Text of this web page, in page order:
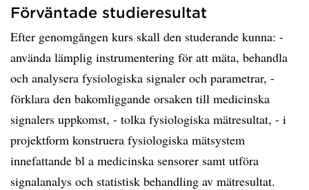
Förväntade studieresultat
Efter genomgången kurs skall den studerande kunna: -
använda lämplig instrumentering för att mäta, behandla
och analysera fysiologiska signaler och parametrar, -
förklara den bakomliggande orsaken till medicinska
signalers uppkomst, - tolka fysiologiska mätresultat, - i
projektform konstruera fysiologiska mätsystem
innefattande bl a medicinska sensorer samt utföra
signalanalys och statistisk behandling av mätresultat.